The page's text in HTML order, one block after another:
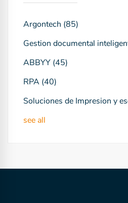
Argontech (85)
Gestion documental
ABBYY (45)
RPA (40)
Soluciones de Impresion y
see all